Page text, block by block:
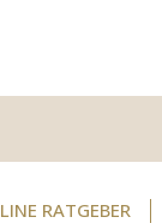
RATGEBER